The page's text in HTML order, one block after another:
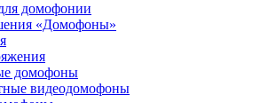
домофонии
«Домофоны»
домофоны
видеодомофоны